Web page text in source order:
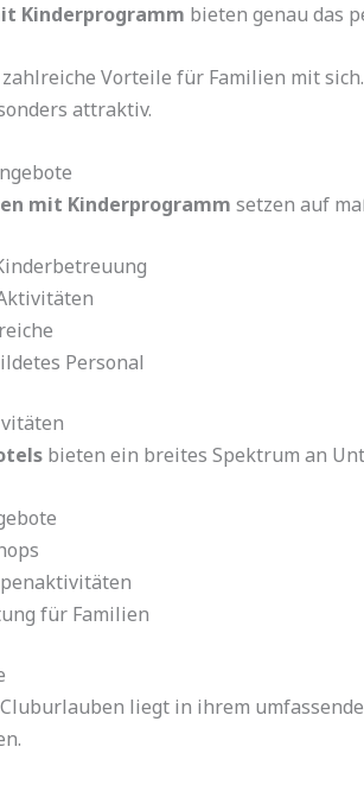
Kinderprogramm bieten genau das
Vorteile für Familien mit
attraktiv.
mit Kinderprogramm setzen auf
Personal
bieten ein breites Spektrum an
für Familien
liegt in ihrem